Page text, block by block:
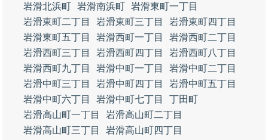
岩滑北浜町 岩滑南浜町 岩滑東町一丁目
岩滑東町二丁目
岩滑東町三丁目
岩滑東町四丁目
岩滑東町五丁目
岩滑西町一丁目
岩滑西町二丁目
岩滑西町三丁目
岩滑西町四丁目
岩滑西町八丁目
岩滑西町九丁目
岩滑中町一丁目
岩滑中町二丁目
岩滑中町三丁目
岩滑中町四丁目
岩滑中町五丁目
岩滑中町六丁目
岩滑中町七丁目
丁田町
岩滑高山町一丁目
岩滑高山町二丁目
岩滑高山町三丁目
岩滑高山町四丁目